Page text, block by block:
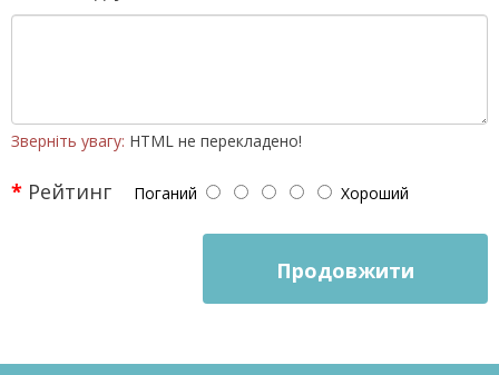
Зверніть увагу: HTML не перекладено!
Рейтинг Поганий Хороший
Продовжити